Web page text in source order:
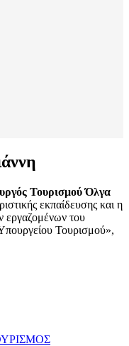
Τουρισμού Όλγα
εκπαίδευσης και η
εργαζομένων του
Τουρισμού»,